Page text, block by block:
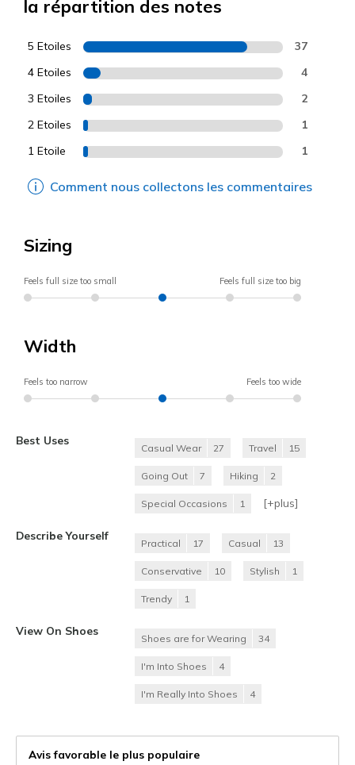
la répartition des notes
5 Etoiles 37
4 Etoiles 4
3 Etoiles 2
2 Etoiles 1
1 Etoile 1
Comment nous collectons les commentaires
Sizing
Feels full size too small Feels full size too big
Width
Feels too narrow Feels too wide
Best Uses
Casual Wear 27 Travel 15
Going Out 7 Hiking 2
Special Occasions 1 [+plus]
Describe Yourself
Practical 17 Casual 13
Conservative 10 Stylish 1
Trendy 1
View On Shoes
Shoes are for Wearing 34
I'm Into Shoes 4
I'm Really Into Shoes 4
Avis favorable le plus populaire